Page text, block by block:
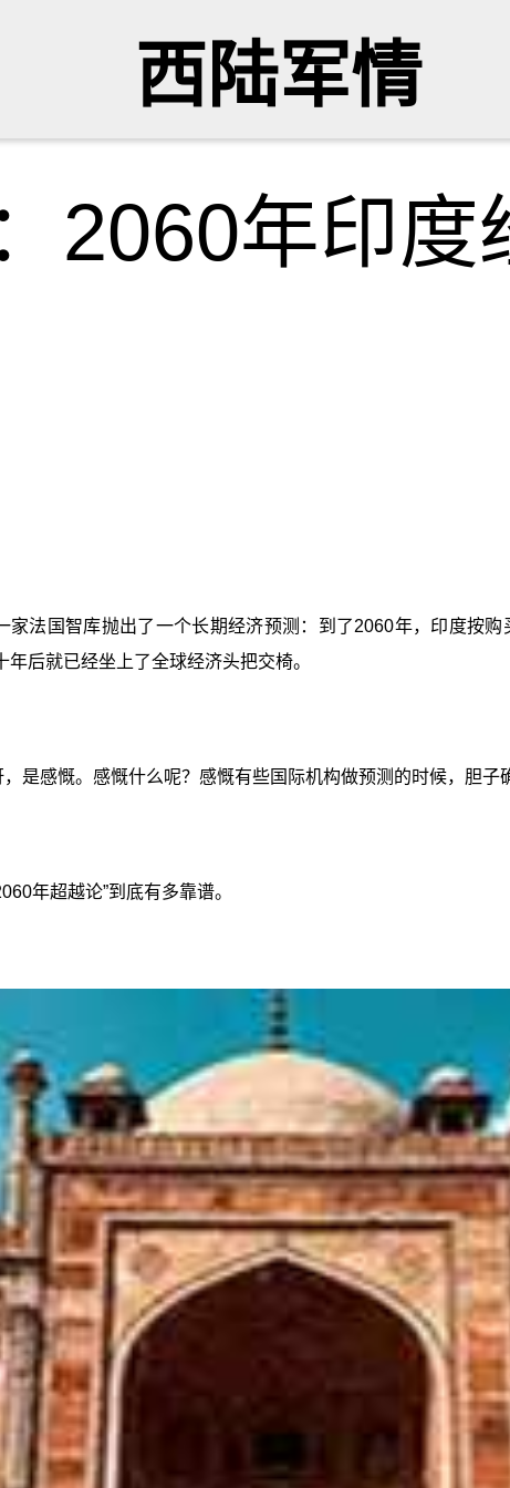
西陆军情
2060年印度
家法国智库抛出了一个长期经济预测：到了2060年，印度按
后就已经坐上了全球经济头把交椅。
是感慨。感慨什么呢？感慨有些国际机构做预测的时候，胆子
年超越论”到底有多靠谱。